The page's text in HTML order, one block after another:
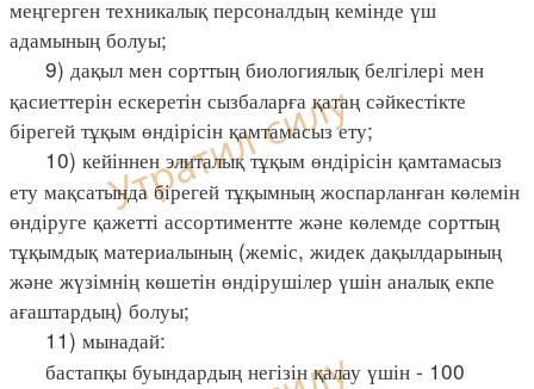
меңгерген техникалық персоналдың кемінде үш
адамының болуы;
9) дақыл мен сорттың биологиялық белгілері мен
қасиеттерін ескеретін сызбаларға қатаң сәйкестікте
бірегей тұқым өндірісін қамтамасыз ету;
10) кейіннен элиталық тұқым өндірісін қамтамасыз
ету мақсатында бірегей тұқымның жоспарланған көлемін
өндіруге қажетті ассортиментте және көлемде сорттың
тұқымдық материалының (жеміс, жидек дақылдарының
және жүзімнің көшетін өндірушілер үшін аналық екпе
ағаштардың) болуы;
11) мынадай:
бастапқы буындардың негізін қалау үшін - 100